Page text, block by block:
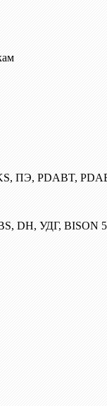
ПЭ, PDABT,
DH, УДГ, BISON